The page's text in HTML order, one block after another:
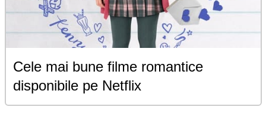
Cele mai bune filme romantice
disponibile pe Netflix